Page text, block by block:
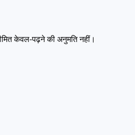
केवल-पढ़ने की अनुमति नहीं।